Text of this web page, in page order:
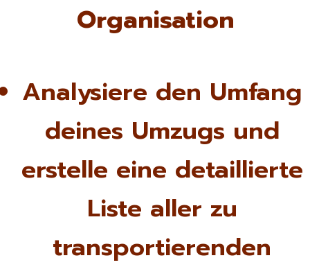
Organisation
Analysiere den Umfang
deines Umzugs und
erstelle eine detaillierte
Liste aller zu
transportierenden